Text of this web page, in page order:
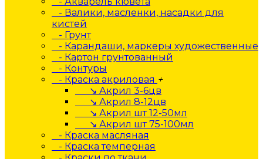
- Валики, масленки, насадки для
кистей
- Грунт
- Карандаши, маркеры художественные
- Картон грунтованный
- Контуры
- Краска акриловая +
↘ Акрил 3-6цв
↘ Акрил 8-12цв
↘ Акрил шт 12-50мл
↘ Акрил шт 75-100мл
- Краска масляная
- Краска темперная